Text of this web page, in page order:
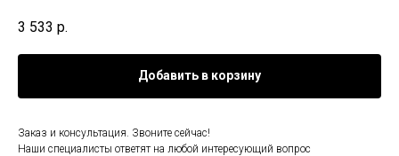
3 533 р.
Добавить в корзину
Заказ и консультация. Звоните сейчас!
Наши специалисты ответят на любой интересующий вопрос